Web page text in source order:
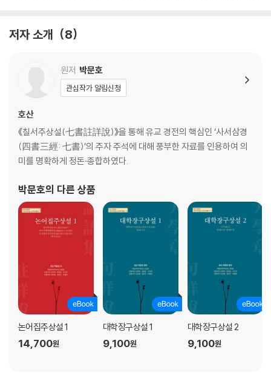
저자 소개 8
원저 박문호
관심작가 알림신청
호산
《칠서주상설(七書註詳說)》을 통해 유교 경전의 핵심인 ‘사서삼경
(四書三經: 七書)’의 주자 주석에 대해 풍부한 자료를 인용하여 의
미를 명확하게 정돈·종합하였다.
박문호의 다른 상품
논어집주상설 1
14,700원
대학장구상설 1
9,100원
대학장구상설 2
9,100원